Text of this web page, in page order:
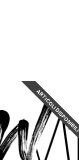
ARTICOLI DISPONIBILI